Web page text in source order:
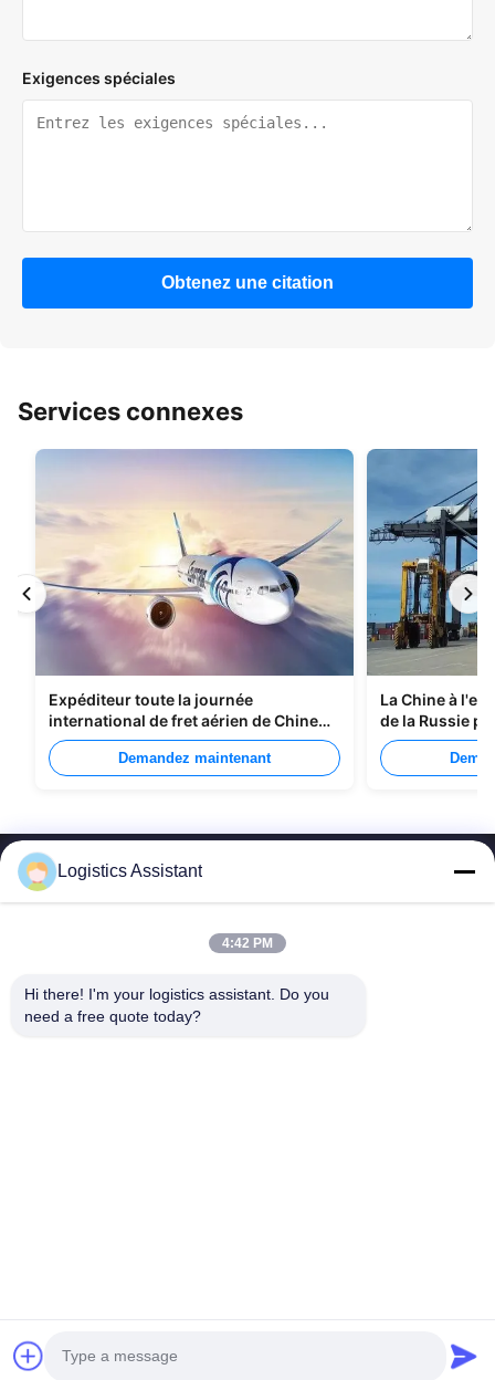
Exigences spéciales
Obtenez une citation
Services connexes
Expéditeur toute la journée
international de fret aérien de Chine
vers Manille
Demandez maintenant
La Chine à
de la Russie
© 2026 SHANGHAI TOP WAY INTERNATIONAL TRANSPORT CO.,LTD. All
Logistics Assistant
4:42 PM
Hi there! I'm your logistics assistant. Do you
need a free quote today?